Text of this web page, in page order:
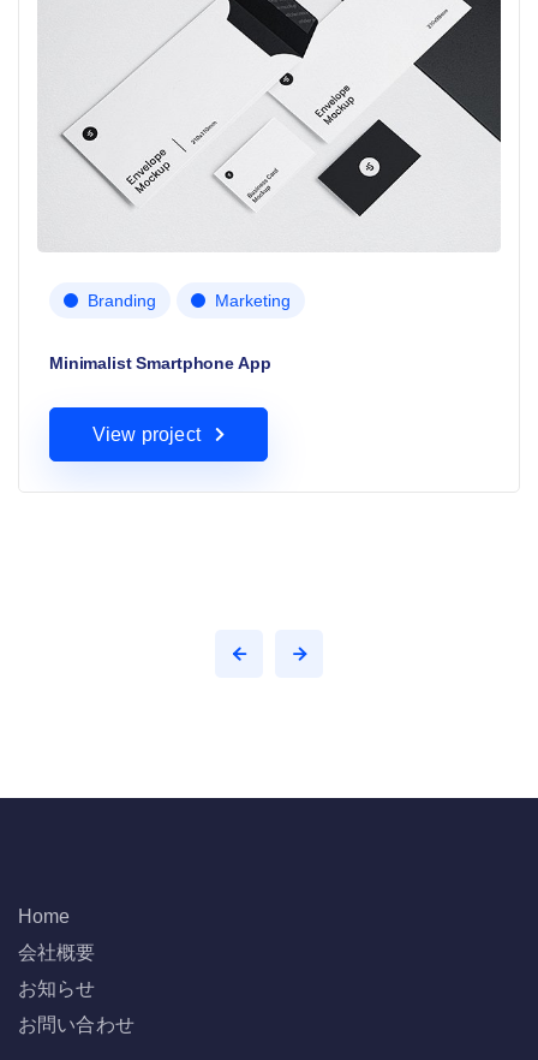
Branding Marketing
Minimalist Smartphone App
View project
Home
会社概要
お知らせ
お問い合わせ